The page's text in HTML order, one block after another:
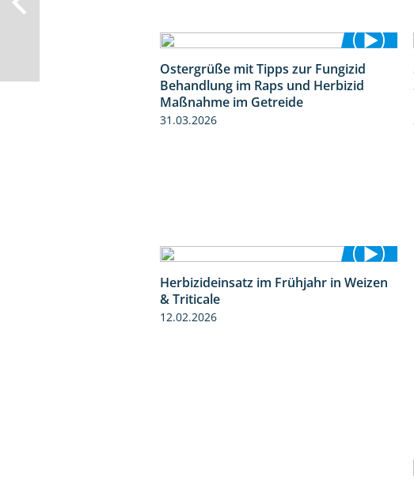
1:32
Ostergrüße mit Tipps zur Fungizid
Behandlung im Raps und Herbizid
Maßnahme im Getreide
31.03.2026
2:39
Herbizideinsatz im Frühjahr in Weizen
& Triticale
12.02.2026